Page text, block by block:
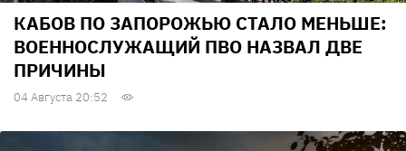
КАБОВ ПО ЗАПОРОЖЬЮ СТАЛО МЕНЬШЕ:
ВОЕННОСЛУЖАЩИЙ ПВО НАЗВАЛ ДВЕ
ПРИЧИНЫ
04 Августа 20:52